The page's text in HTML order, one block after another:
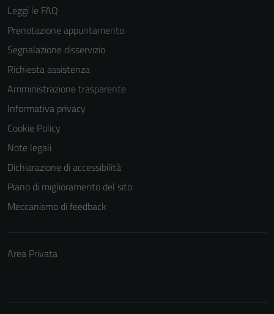
Leggi le FAQ
Prenotazione appuntamento
Segnalazione disservizio
Richiesta assistenza
Amministrazione trasparente
Informativa privacy
Cookie Policy
Note legali
Dichiarazione di accessibilità
Piano di miglioramento del sito
Meccanismo di feedback
Area Privata